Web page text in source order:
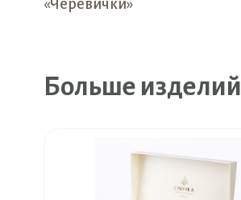
«Черевички»
Больше изделий